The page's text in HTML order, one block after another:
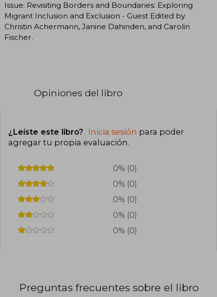
Issue: Revisiting Borders and Boundaries: Exploring
Migrant Inclusion and Exclusion - Guest Edited by
Christin Achermann, Janine Dahinden, and Carolin
Fischer.
Opiniones del libro
¿Leíste este libro? Inicia sesión para poder
agregar tu propia evaluación.
0% (0)
0% (0)
0% (0)
0% (0)
0% (0)
Preguntas frecuentes sobre el libro